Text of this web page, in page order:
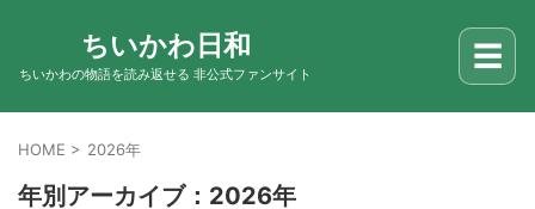
ちいかわ日和
ちいかわの物語を読み返せる 非公式ファンサイト ☰
HOME > 2026年
年別アーカイブ：2026年